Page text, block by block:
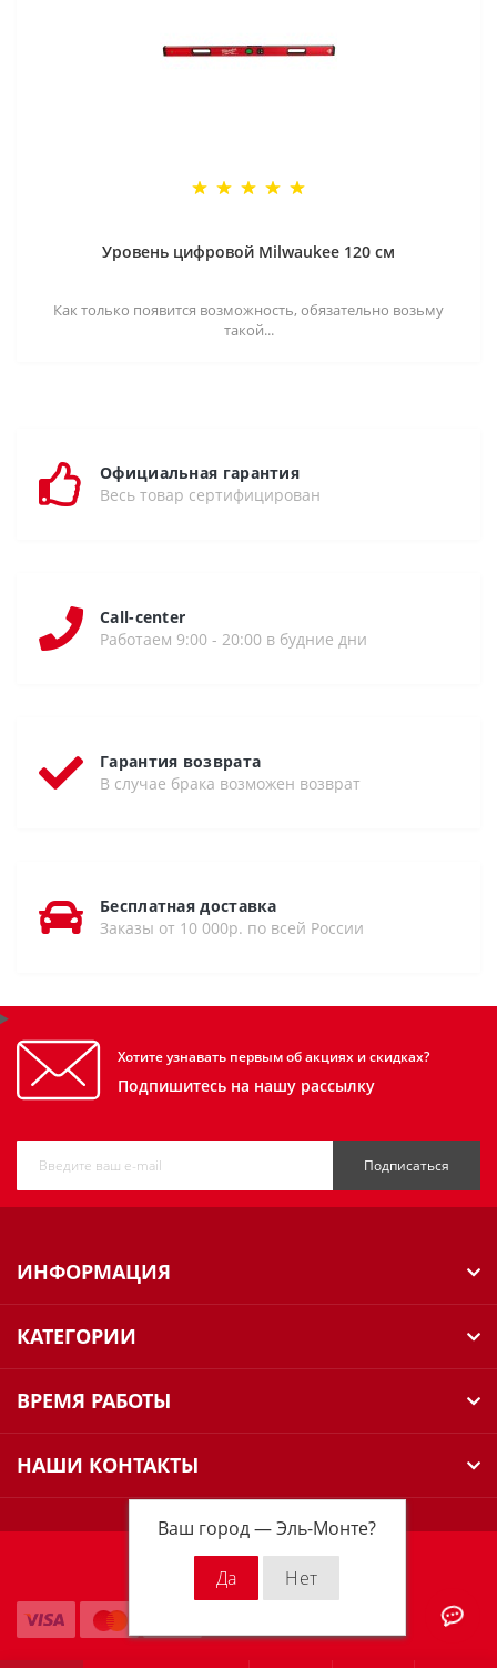
Ваш город —Эль-Монте?
Уровень цифровой Milwaukee 120 см
Как только появится возможность, обязательно возьму
такой...
Официальная гарантия
Весь товар сертифицирован
Call-center
Работаем 9:00 - 20:00 в будние дни
Гарантия возврата
В случае брака возможен возврат
Бесплатная доставка
Заказы от 10 000р. по всей России
Хотите узнавать первым об акциях и скидках?
Подпишитесь на нашу рассылку
Подписаться
ИНФОРМАЦИЯ
КАТЕГОРИИ
ВРЕМЯ РАБОТЫ
НАШИ КОНТАКТЫ
Milwaukee Russia © 2026